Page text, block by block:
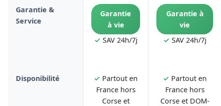
Garantie &
Service
Garantie
à vie
✓ SAV 24h/7j
Garantie à
vie
✓ SAV 24h/7j
Disponibilité ✓ Partout en
France hors
Corse et
✓ Partout en
France hors
Corse et DOM-